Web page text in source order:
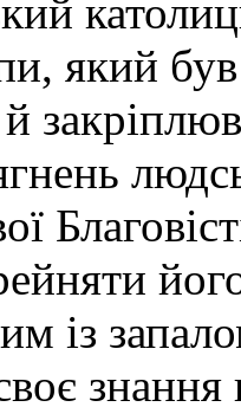
який
із
знання